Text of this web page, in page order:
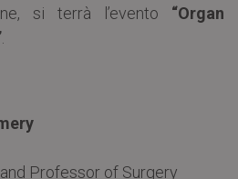
si terrà l’evento “Organ
Professor of Surgery